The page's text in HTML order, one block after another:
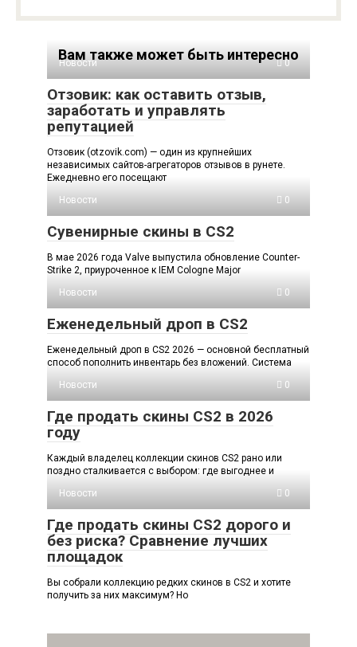
Вам также может быть интересно
Новости 0
Отзовик: как оставить отзыв,
заработать и управлять
репутацией
Отзовик (otzovik.com) — один из крупнейших
независимых сайтов-агрегаторов отзывов в рунете.
Ежедневно его посещают
Новости
0
Сувенирные скины в CS2
В мае 2026 года Valve выпустила обновление Counter-
Strike 2, приуроченное к IEM Cologne Major
Новости
0
Еженедельный дроп в CS2
Еженедельный дроп в CS2 2026 — основной бесплатный
способ пополнить инвентарь без вложений. Система
Новости
0
Где продать скины CS2 в 2026
году
Каждый владелец коллекции скинов CS2 рано или
поздно сталкивается с выбором: где выгоднее и
Новости
0
Где продать скины CS2 дорого и
без риска? Сравнение лучших
площадок
Вы собрали коллекцию редких скинов в CS2 и хотите
получить за них максимум? Но